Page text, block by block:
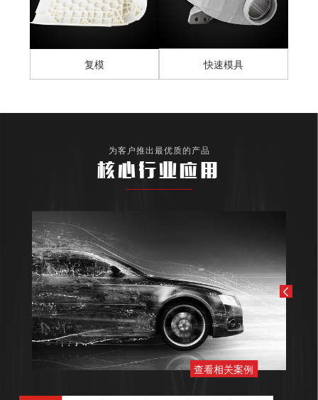
复模 快速模具
为客户推出最优质的产品
核心行业应用
查看相关案例